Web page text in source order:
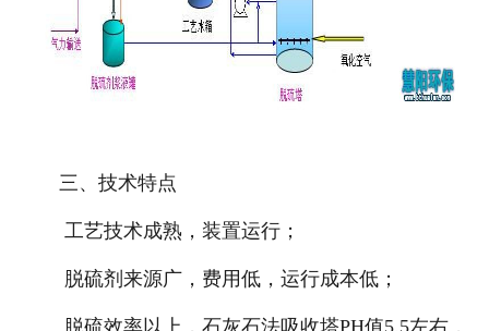
三、技术特点
工艺技术成熟，装置运行；
脱硫剂来源广，费用低，运行成本低；